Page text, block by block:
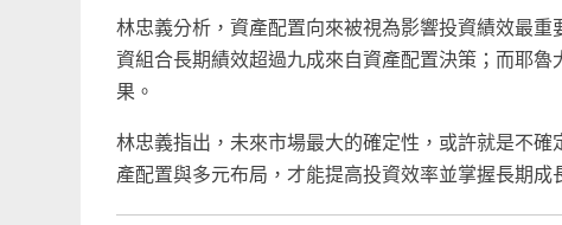
林忠義分析，資產配置向來被視為影響投資績效最
資組合長期績效超過九成來自資產配置決策；而耶
果。
林忠義指出，未來市場最大的確定性，或許就是不
產配置與多元布局，才能提高投資效率並掌握長期成